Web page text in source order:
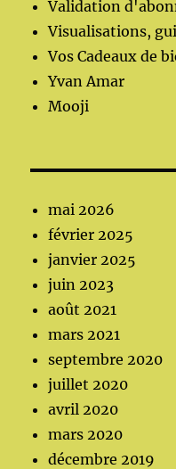
Validation
Visualisations,
Vos Cadeaux de
Yvan Amar
Mooji
mai 2026
février 2025
janvier 2025
juin 2023
août 2021
mars 2021
septembre 2020
juillet 2020
avril 2020
mars 2020
décembre 2019